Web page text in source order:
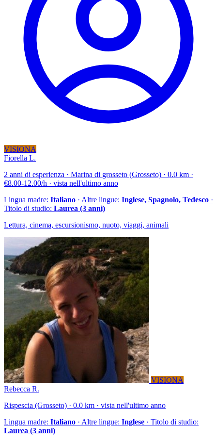
VISIONA
Fiorella L.
2 anni di esperienza · Marina di grosseto (Grosseto) · 0.0 km ·
€8.00-12.00/h · vista nell'ultimo anno
Lingua madre: Italiano · Altre lingue: Inglese, Spagnolo, Tedesco ·
Titolo di studio: Laurea (3 anni)
Lettura, cinema, escursionismo, nuoto, viaggi, animali
VISIONA
Rebecca R.
Rispescia (Grosseto) · 0.0 km · vista nell'ultimo anno
Lingua madre: Italiano · Altre lingue: Inglese · Titolo di studio:
Laurea (3 anni)